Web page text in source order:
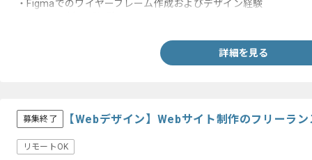
・Figmaでのワイヤーフレーム作成およびデザイン経験
詳細を見る
募集終了 【Webデザイン】Webサイト制作のフリーラ
リモートOK